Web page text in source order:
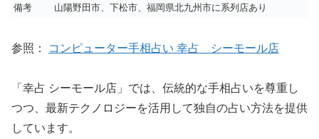
備考
山陽野田市、下松市、福岡県北九州市に系列店あり
参照： コンピューター手相占い 幸占 シーモール店
「幸占 シーモール店」では、伝統的な手相占いを尊重し
つつ、最新テクノロジーを活用して独自の占い方法を提供
しています。